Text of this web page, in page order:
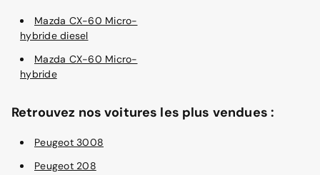
Mazda CX-60 Micro-
hybride diesel
Mazda CX-60 Micro-
hybride
Retrouvez nos voitures les plus vendues :
Peugeot 3008
Peugeot 208